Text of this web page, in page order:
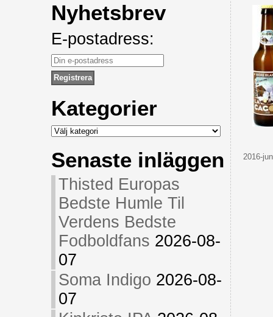
Nyhetsbrev
E-postadress:
Kategorier
Kategorier
Senaste inläggen
Thisted Europas
Bedste Humle Til
Verdens Bedste
Fodboldfans 2026-08-
07
Soma Indigo 2026-08-
07
2016-